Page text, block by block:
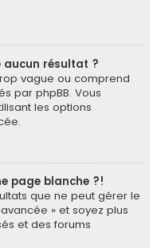
aucun résultat ?
vague ou comprend
par phpBB. Vous
les options
page blanche ?!
que ne peut gérer le
» et soyez plus
et des forums